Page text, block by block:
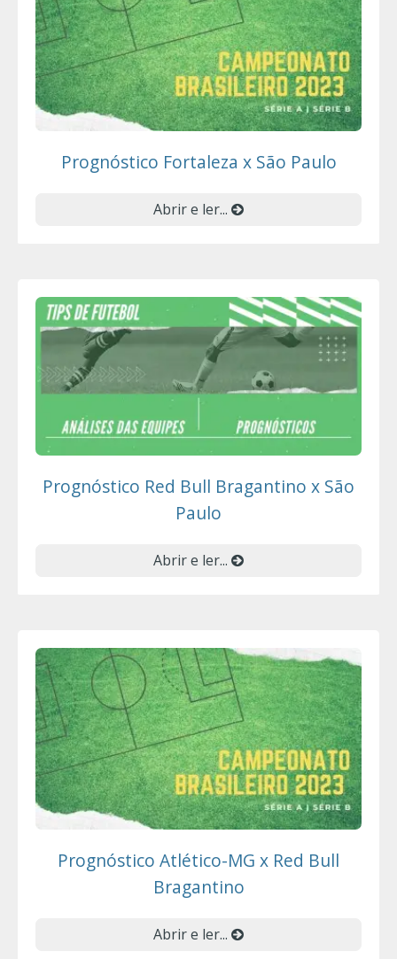
Prognóstico Fortaleza x São Paulo
Abrir e ler...
Prognóstico Red Bull Bragantino x São
Paulo
Abrir e ler...
Prognóstico Atlético-MG x Red Bull
Bragantino
Abrir e ler...